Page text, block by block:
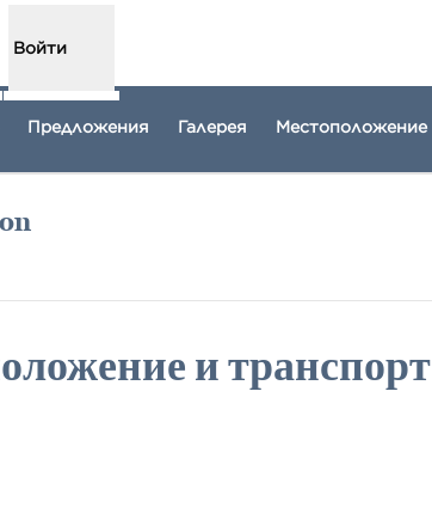
Войти
Предложения Галерея Местоположение
и транспорт